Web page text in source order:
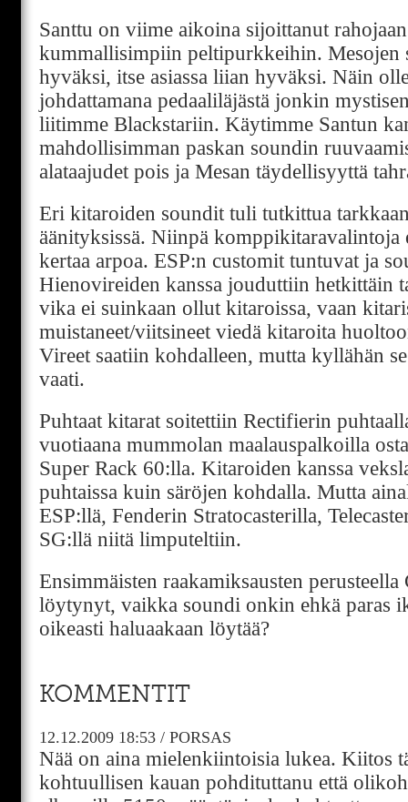
Santtu on viime aikoina sijoittanut
kummallisimpiin peltipurkkeihin. Mesojen
hyväksi, itse asiassa liian hyväksi. Näin
johdattamana pedaaliläjästä jonkin
liitimme Blackstariin. Käytimme Santun
mahdollisimman paskan soundin
alataajudet pois ja Mesan täydellisyyttä
Eri kitaroiden soundit tuli tutkittua
äänityksissä. Niinpä komppikitaravalintoja
kertaa arpoa. ESP:n customit tuntuvat ja
Hienovireiden kanssa jouduttiin hetkittäin
vika ei suinkaan ollut kitaroissa, vaan
muistaneet/viitsineet viedä kitaroita
Vireet saatiin kohdalleen, mutta kyllähän
vaati.
Puhtaat kitarat soitettiin Rectifierin
vuotiaana mummolan maalauspalkoilla
Super Rack 60:lla. Kitaroiden kanssa
puhtaissa kuin säröjen kohdalla. Mutta
ESP:llä, Fenderin Stratocasterilla,
SG:llä niitä limputeltiin.
Ensimmäisten raakamiksausten
löytynyt, vaikka soundi onkin ehkä paras
oikeasti haluaakaan löytää?
KOMMENTIT
12.12.2009 18:53 / PORSAS
Nää on aina mielenkiintoisia lukea. Kiitos
kohtuullisen kauan pohdituttanu että